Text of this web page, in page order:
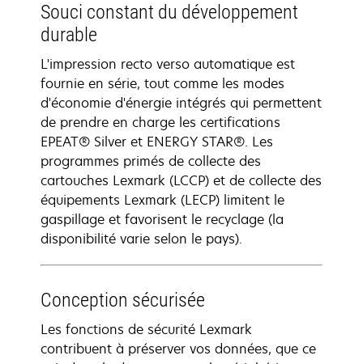
Souci constant du développement
durable
L'impression recto verso automatique est
fournie en série, tout comme les modes
d'économie d'énergie intégrés qui permettent
de prendre en charge les certifications
EPEAT® Silver et ENERGY STAR®. Les
programmes primés de collecte des
cartouches Lexmark (LCCP) et de collecte des
équipements Lexmark (LECP) limitent le
gaspillage et favorisent le recyclage (la
disponibilité varie selon le pays).
Conception sécurisée
Les fonctions de sécurité Lexmark
contribuent à préserver vos données, que ce